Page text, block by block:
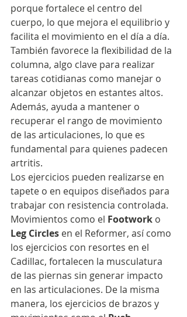
porque fortalece el centro del
cuerpo, lo que mejora el equilibrio y
facilita el movimiento en el día a día.
También favorece la flexibilidad de la
columna, algo clave para realizar
tareas cotidianas como manejar o
alcanzar objetos en estantes altos.
Además, ayuda a mantener o
recuperar el rango de movimiento
de las articulaciones, lo que es
fundamental para quienes padecen
artritis.
Los ejercicios pueden realizarse en
tapete o en equipos diseñados para
trabajar con resistencia controlada.
Movimientos como el Footwork o
Leg Circles en el Reformer, así como
los ejercicios con resortes en el
Cadillac, fortalecen la musculatura
de las piernas sin generar impacto
en las articulaciones. De la misma
manera, los ejercicios de brazos y